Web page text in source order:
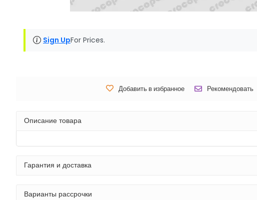
Sign UpFor Prices.
Добавить в избранное Рекомендовать
Описание товара
Гарантия и доставка
Варианты рассрочки